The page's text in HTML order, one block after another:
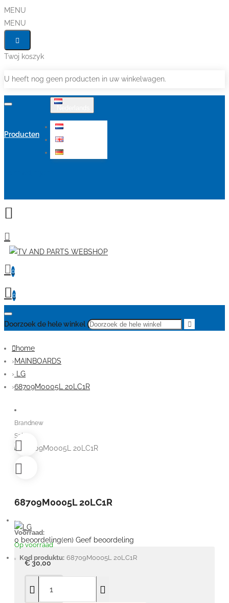
MENU
MENU
Twoj koszyk
U heeft nog geen producten in uw winkelwagen.
Producten
0
0
Doorzoek de hele winkel
home
MAINBOARDS
LG
68709M0005L 20LC1R
Brandnew
Sale
68709M0005L 20LC1R
Voorraad:
Op voorraad
Kod produktu: 68709M0005L 20LC1R
0 beoordeling(en) Geef beoordeling
€ 30,00